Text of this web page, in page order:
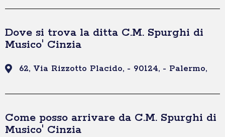
Dove si trova la ditta C.M. Spurghi di
Musico' Cinzia
62, Via Rizzotto Placido, - 90124, - Palermo,
Come posso arrivare da C.M. Spurghi di
Musico' Cinzia